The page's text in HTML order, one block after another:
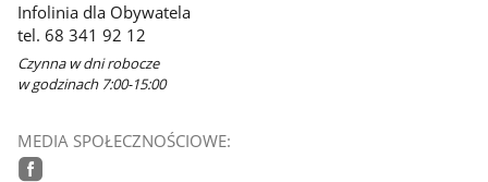
Infolinia dla Obywatela
tel. 68 341 92 12
Czynna w dni robocze
w godzinach 7:00-15:00
MEDIA SPOŁECZNOŚCIOWE: